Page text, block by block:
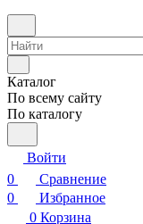
Каталог
По всему сайту
По каталогу
Войти
0
Сравнение
0
Избранное
0 Корзина